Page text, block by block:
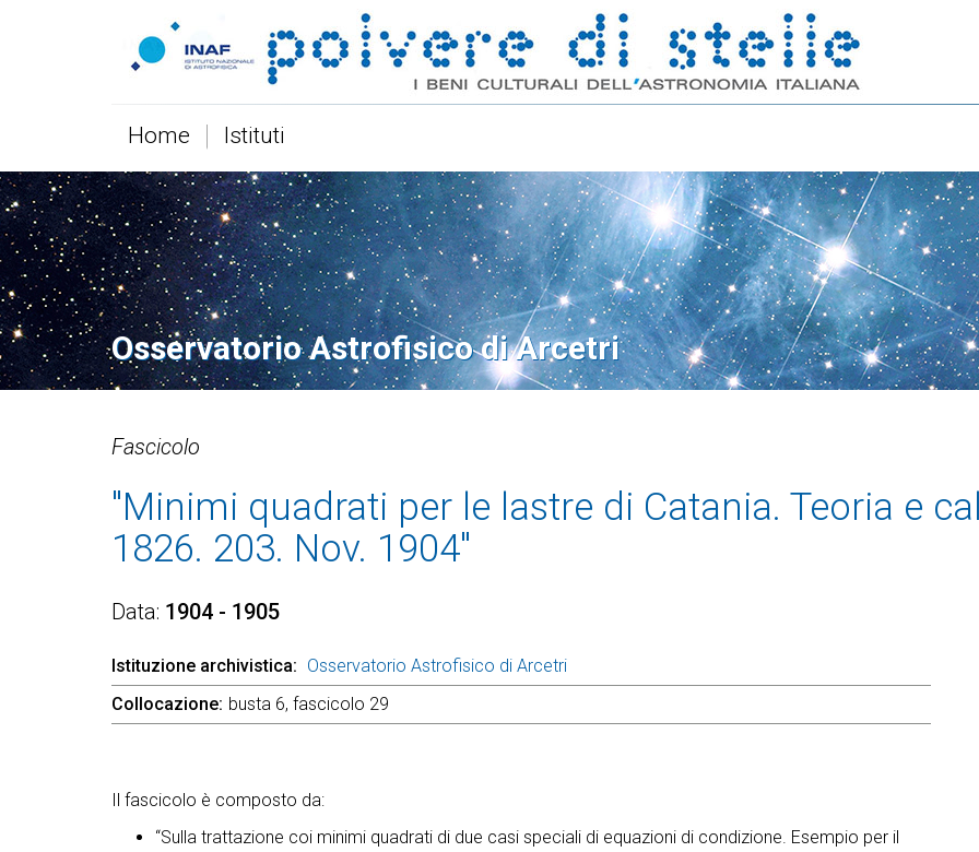
Home Istituti
Osservatorio Astrofisico di Arcetri
Fascicolo
"Minimi quadrati per le lastre di Catania. Teoria e
1826. 203. Nov. 1904"
Data 1904 - 1905
Istituzione archivistica
Osservatorio Astrofisico di Arcetri
Collocazione busta 6, fascicolo 29
Il fascicolo è composto da:
“Sulla trattazione coi minimi quadrati di due casi speciali di equazioni di condizione. Esempio per il